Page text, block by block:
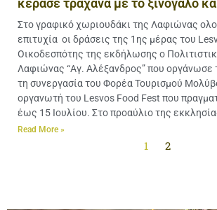
κέρασε τραχανά με το ξινόγαλο
Στο γραφικό χωριουδάκι της Λαφιώνας
επιτυχία οι δράσεις της 1ης μέρας του
Οικοδεσπότης της εκδήλωσης ο
Λαφιώνας “Αγ. Αλέξανδρος” που οργάνωσε
τη συνεργασία του Φορέα Τουρισμού
οργανωτή του Lesvos Food Fest που
έως 15 Ιουλίου. Στο προαύλιο της
Read More »
1 2